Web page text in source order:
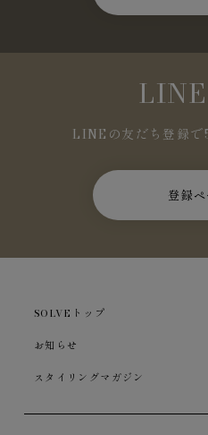
LINEの友だち登録
登録
SOLVEトップ
お知らせ
スタイリングマガジン